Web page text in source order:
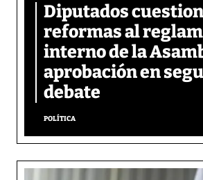
Diputados
reformas al
interno de la
aprobación en
debate
POLÍTICA